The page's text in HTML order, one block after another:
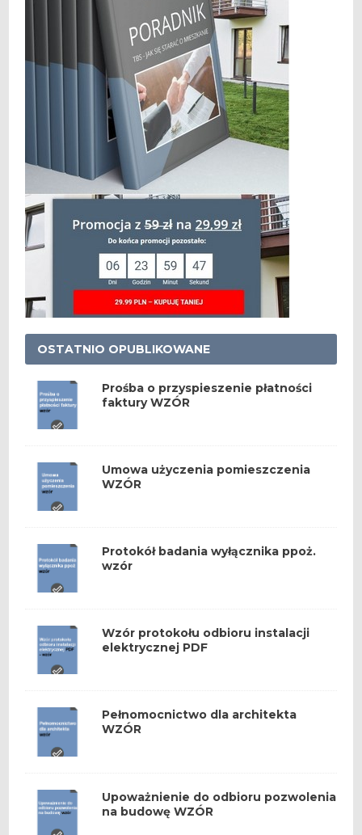
OSTATNIO OPUBLIKOWANE
Prośba o przyspieszenie płatności
faktury WZÓR
Umowa użyczenia pomieszczenia
WZÓR
Protokół badania wyłącznika ppoż.
wzór
Wzór protokołu odbioru instalacji
elektrycznej PDF
Pełnomocnictwo dla architekta
WZÓR
Upoważnienie do odbioru pozwolenia
na budowę WZÓR